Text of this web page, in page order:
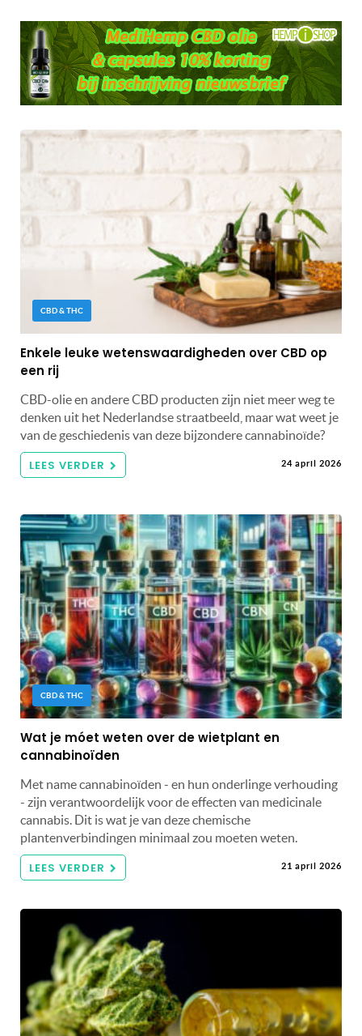
CBD & THC
Enkele leuke wetenswaardigheden over CBD op
een rij
CBD-olie en andere CBD producten zijn niet meer weg te
denken uit het Nederlandse straatbeeld, maar wat weet je
van de geschiedenis van deze bijzondere cannabinoïde?
LEES VERDER 24 april 2026
CBD & THC
Wat je móet weten over de wietplant en
cannabinoïden
Met name cannabinoïden - en hun onderlinge verhouding
- zijn verantwoordelijk voor de effecten van medicinale
cannabis. Dit is wat je van deze chemische
plantenverbindingen minimaal zou moeten weten.
LEES VERDER 21 april 2026